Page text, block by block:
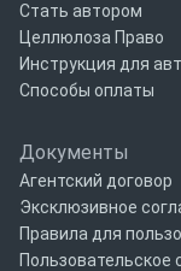
Стать автором
Целлюлоза Право
Инструкция для
Способы оплаты
Документы
Агентский договор
Эксклюзивное
Правила для
Пользовательское